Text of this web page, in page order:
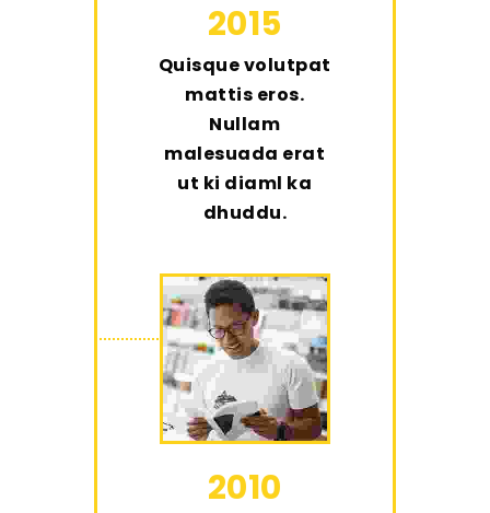
2015
Quisque volutpat
mattis eros.
Nullam
malesuada erat
ut ki diaml ka
dhuddu.
2010